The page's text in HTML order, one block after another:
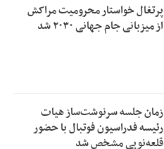
پرتغال خواستار محرومیت مراکش
از میزبانی جام جهانی ۲۰۳۰ شد
زمان جلسه سرنوشت‌ساز هیات
رئیسه فدراسیون فوتبال با حضور
قلعه‌نویی مشخص شد